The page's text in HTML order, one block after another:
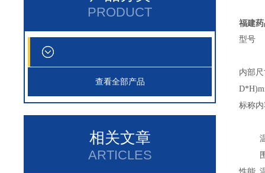
PRODUCT
查看全部产品
相关文章
ARTICLES
福建
型号
内部
标称